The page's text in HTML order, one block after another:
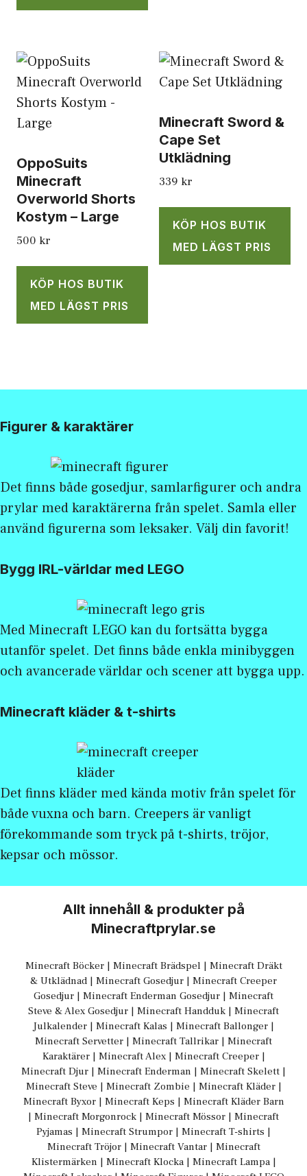
OppoSuits
Minecraft
Overworld Shorts
Kostym – Large
500 kr
KÖP HOS BUTIK
MED LÄGST PRIS
Minecraft Sword &
Cape Set
Utklädning
339 kr
KÖP HOS BUTIK
MED LÄGST PRIS
Figurer & karaktärer
Det finns både gosedjur, samlarfigurer och andra
prylar med karaktärerna från spelet. Samla eller
använd figurerna som leksaker. Välj din favorit!
Bygg IRL-världar med LEGO
MedMinecraft LEGO kan du fortsätta bygga
utanför spelet. Det finns både enkla minibyggen
och avancerade världar och scener att bygga upp.
Minecraft kläder & t-shirts
Det finns kläder med kända motiv från spelet för
både vuxna och barn. Creepers är vanligt
förekommande som tryck på t-shirts, tröjor,
kepsar och mössor.
Allt innehåll & produkter på
Minecraftprylar.se
Minecraft Böcker| Minecraft Brädspel | Minecraft Dräkt
& Utklädnad | Minecraft Gosedjur | Minecraft Creeper
Gosedjur | Minecraft Enderman Gosedjur | Minecraft
Steve & Alex Gosedjur | Minecraft Handduk | Minecraft
Julkalender | Minecraft Kalas | Minecraft Ballonger |
Minecraft Servetter | Minecraft Tallrikar | Minecraft
Karaktärer| Minecraft Alex| Minecraft Creeper|
Minecraft Djur | Minecraft Enderman | Minecraft Skelett |
Minecraft Steve | Minecraft Zombie | Minecraft Kläder|
Minecraft Byxor| Minecraft Keps | Minecraft Kläder Barn
| Minecraft Morgonrock | Minecraft Mössor | Minecraft
Pyjamas | Minecraft Strumpor | Minecraft T-shirts |
Minecraft Tröjor| Minecraft Vantar| Minecraft
Klistermärken | Minecraft Klocka| Minecraft Lampa|